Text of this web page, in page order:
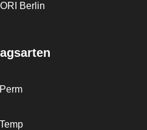
Berlin
Perm
Temp